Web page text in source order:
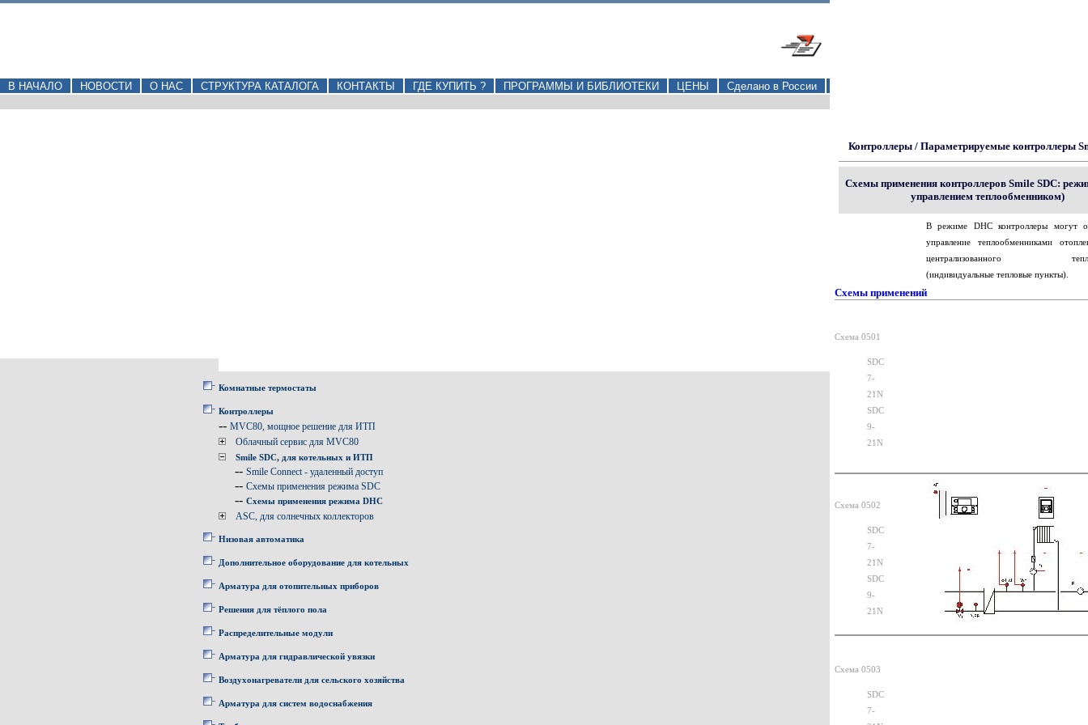
В НАЧАЛО НОВОСТИ О НАС СТРУКТУРА КАТАЛОГА КОНТАКТЫ ГДЕ КУПИТЬ ? ПРОГРАММЫ И БИБЛИОТЕКИ ЦЕНЫ Сделано в России
Комнатные термостаты
Контроллеры
-- MVC80, мощное решение для ИТП
Облачный сервис для MVC80
Smile SDC, для котельных и ИТП
-- Smile Connect - удаленный доступ
-- Схемы применения режима SDC
-- Схемы применения режима DHC
ASC, для солнечных коллекторов
Низовая автоматика
Дополнительное оборудование для котельных
Арматура для отопительных приборов
Решения для тёплого пола
Распределительные модули
Арматура для гидравлической увязки
Воздухонагреватели для сельского хозяйства
Арматура для систем водоснабжения
Контроллеры/ Параметрируемые контроллеры
Схемы применения контроллеров Smile SDC:
управлением теплообменником)
В режиме DHC контроллеры могут
управление теплообменниками
централизованного
(индивидуальные тепловые пункты).
Схемы применений
Схема 0501
SDC
7-
21N
SDC
9-
21N
Схема 0502
SDC
7-
21N
SDC
9-
21N
Схема 0503
SDC
7-